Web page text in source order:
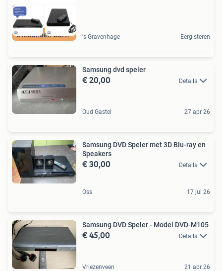
6 Maanden Garantie 's-Gravenhage Eergisteren
Samsung dvd speler
€ 20,00 Details
Oud Gastel 27 apr 26
Samsung DVD Speler met 3D Blu-ray en
Speakers
€ 30,00 Details
Oss 17 jul 26
Samsung DVD Speler - Model DVD-M105
€ 45,00 Details
Vriezenveen 21 apr 26